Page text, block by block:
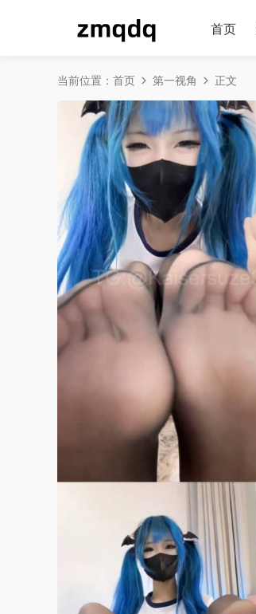
首页
当前位置： 首页 第一视角 正文